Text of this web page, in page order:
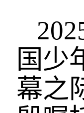
国少
幕之